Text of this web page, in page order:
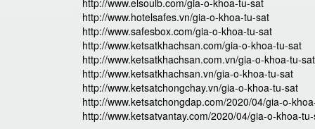
http://www.elsoulb.com/gia-o-khoa-tu-sat
http://www.hotelsafes.vn/gia-o-khoa-tu-sat
http://www.safesbox.com/gia-o-khoa-tu-sat
http://www.ketsatkhachsan.com/gia-o-khoa-tu-sat
http://www.ketsatkhachsan.com.vn/gia-o-khoa-tu-sat
http://www.ketsatkhachsan.vn/gia-o-khoa-tu-sat
http://www.ketsatchongchay.vn/gia-o-khoa-tu-sat
http://www.ketsatchongdap.com/2020/04/gia-o-
http://www.ketsatvantay.com/2020/04/gia-o-khoa-